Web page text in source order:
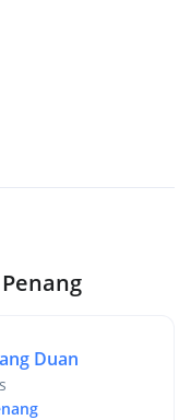
Duan